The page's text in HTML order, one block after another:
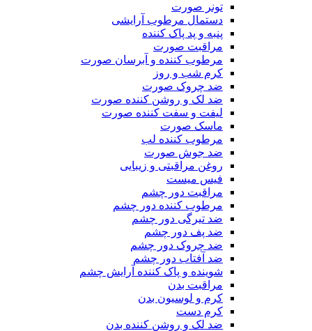
تونر صورت
دستمال مرطوب آرایشی
پنبه و پد پاک کننده
مراقبت صورت
مرطوب کننده و آبرسان صورت
کرم شب و روز
ضد چروک صورت
ضد لک و روشن کننده صورت
لیفت و سفت کننده صورت
ماسک صورت
مرطوب کننده لب
ضد جوش صورت
روغن مراقبتی و زیبایی
فیس میست
مراقبت دور چشم
مرطوب کننده دور چشم
ضد تیرگی دور چشم
ضد پف دور چشم
ضد چروک دور چشم
ضد آفتاب دور چشم
شوینده و پاک کننده آرایش چشم
مراقبت بدن
کرم و لوسیون بدن
کرم دست
ضد لک و روشن کننده بدن